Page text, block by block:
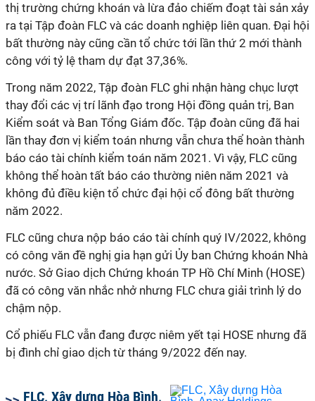
thị trường chứng khoán và lừa đảo chiếm đoạt tài sản xảy
ra tại Tập đoàn FLC và các doanh nghiệp liên quan. Đại hội
bất thường này cũng cần tổ chức tới lần thứ 2 mới thành
công với tỷ lệ tham dự đạt 37,36%.
Trong năm 2022, Tập đoàn FLC ghi nhận hàng chục lượt
thay đổi các vị trí lãnh đạo trong Hội đồng quản trị, Ban
Kiểm soát và Ban Tổng Giám đốc. Tập đoàn cũng đã hai
lần thay đơn vị kiểm toán nhưng vẫn chưa thể hoàn thành
báo cáo tài chính kiểm toán năm 2021. Vì vậy, FLC cũng
không thể hoàn tất báo cáo thường niên năm 2021 và
không đủ điều kiện tổ chức đại hội cổ đông bất thường
năm 2022.
FLC cũng chưa nộp báo cáo tài chính quý IV/2022, không
có công văn đề nghị gia hạn gửi Ủy ban Chứng khoán Nhà
nước. Sở Giao dịch Chứng khoán TP Hồ Chí Minh (HOSE)
đã có công văn nhắc nhở nhưng FLC chưa giải trình lý do
chậm nộp.
Cổ phiếu FLC vẫn đang được niêm yết tại HOSE nhưng đã
bị đình chỉ giao dịch từ tháng 9/2022 đến nay.
FLC, Xây dựng Hòa Bình,